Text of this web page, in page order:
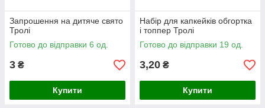
Запрошення на дитяче свято
Тролі
Готово до відправки 6 од.
3 ₴
Купити
Набір для капкейків обгортка
і топпер Тролі
Готово до відправки 19 од.
3,20 ₴
Купити